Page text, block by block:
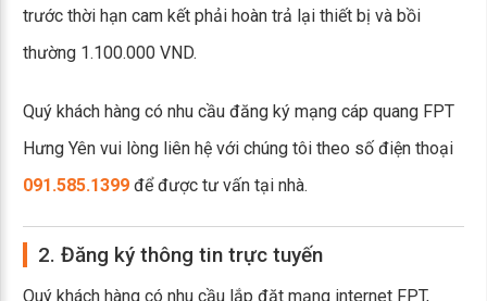
trước thời hạn cam kết phải hoàn trả lại thiết bị và bồi
thường 1.100.000 VND.
Quý khách hàng có nhu cầu đăng ký mạng cáp quang FPT
Hưng Yên vui lòng liên hệ với chúng tôi theo số điện thoại
091.585.1399 để được tư vấn tại nhà.
2. Đăng ký thông tin trực tuyến
Quý khách hàng có nhu cầu lắp đặt mạng internet FPT,